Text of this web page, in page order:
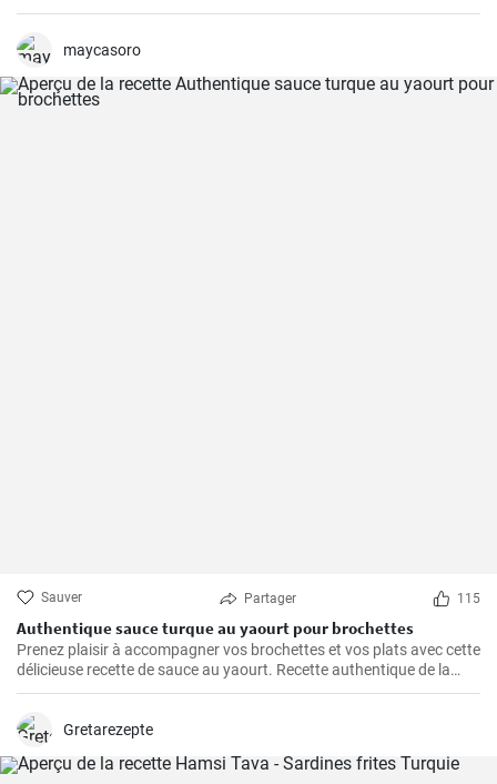
la viande juteuse et fondante en bouche. Suivez cette démarche
maycasoro
Sauver Partager 115
Authentique sauce turque au yaourt pour brochettes
Prenez plaisir à accompagner vos brochettes et vos plats avec cette
délicieuse recette de sauce au yaourt. Recette authentique de la
cuisine turque.
Gretarezepte